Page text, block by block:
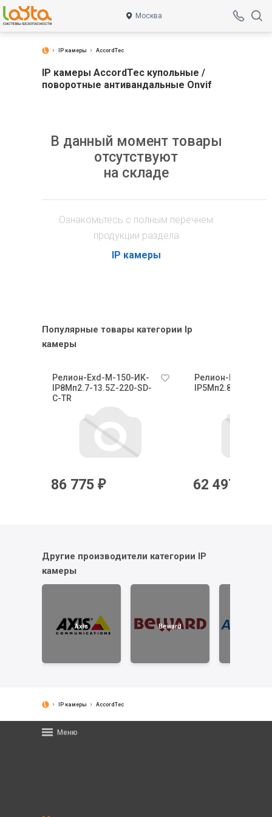
Москва
IP камеры AccordTec
IP камеры AccordTec купольные /
поворотные антивандальные Onvif
В данный момент товары
отсутствуют
на складе
Ознакомьтесь с полным перечнем
продукции раздела
IP камеры
Популярные товары категории Ip
камеры
Релион-Exd-М-150-ИК-
IP8Мп2.7-13.5Z-220-SD-
С-TR
86 775 ₽
Релион-Exd-Н-
IP5Мп2.8mm-PoE-
62 497
Другие производители категории IP
камеры
Axis Beward
IP камеры AccordTec
Меню